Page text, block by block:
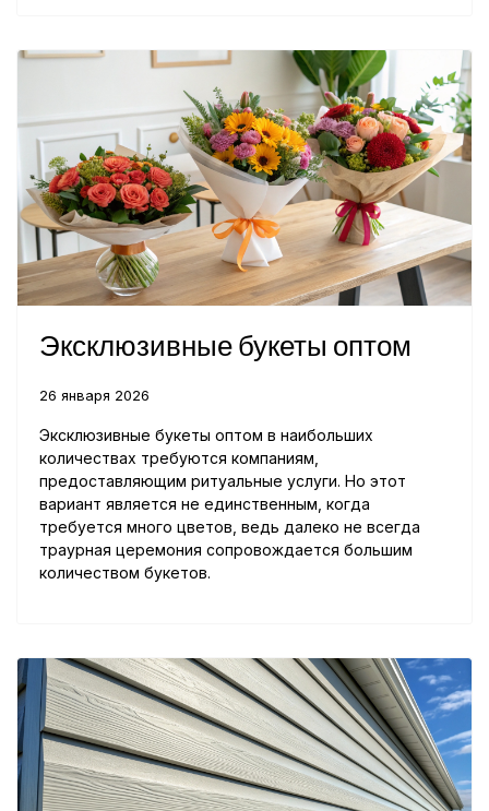
Эксклюзивные букеты оптом
26 января 2026
Эксклюзивные букеты оптом в наибольших
количествах требуются компаниям,
предоставляющим ритуальные услуги. Но этот
вариант является не единственным, когда
требуется много цветов, ведь далеко не всегда
траурная церемония сопровождается большим
количеством букетов.